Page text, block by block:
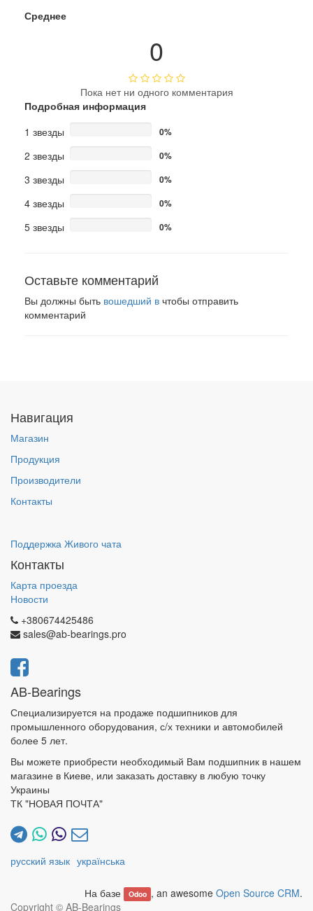
Среднее
0
Пока нет ни одного комментария
Подробная информация
1 звезды
0%
2 звезды 0%
3 звезды 0%
4 звезды 0%
5 звезды 0%
Оставьте комментарий
Вы должны быть вошедший в чтобы отправить
комментарий
Навигация
Магазин
Продукция
Производители
Контакты
Поддержка Живого чата
Контакты
Карта проезда
Новости
+380674425486
sales@ab-bearings.pro
AB-Bearings
Специализируется на продаже подшипников для
промышленного оборудования, с/х техники и автомобилей
более 5 лет.
Вы можете приобрести необходимый Вам подшипник в нашем
магазине в Киеве, или заказать доставку в любую точку
Украины
ТК "НОВАЯ ПОЧТА"
русский язык українська
На базе Odoo , an awesome Open Source CRM.
Copyright © AB-Bearings